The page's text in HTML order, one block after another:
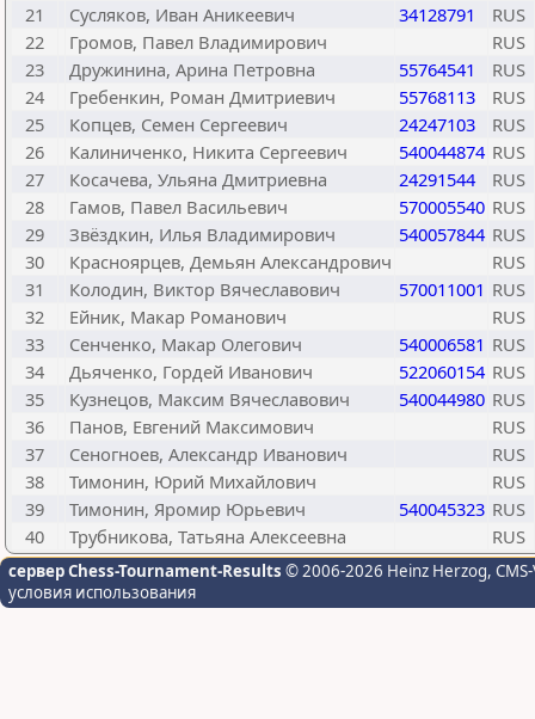
21
Сусляков, Иван Аникеевич 34128791
RUS
22
Громов, Павел Владимирович
RUS
23
Дружинина, Арина Петровна 55764541
RUS
24
Гребенкин, Роман Дмитриевич 55768113
RUS
25
Копцев, Семен Сергеевич 24247103
RUS
26
Калиниченко, Никита Сергеевич 540044874 RUS
27
Косачева, Ульяна Дмитриевна 24291544
RUS
28
Гамов, Павел Васильевич 570005540 RUS
29
Звёздкин, Илья Владимирович 540057844 RUS
30
Красноярцев, Демьян Александрович
RUS
31
Колодин, Виктор Вячеславович 570011001 RUS
32
Ейник, Макар Романович
RUS
33
Сенченко, Макар Олегович 540006581 RUS
34
Дьяченко, Гордей Иванович 522060154 RUS
35
Кузнецов, Максим Вячеславович 540044980 RUS
36
Панов, Евгений Максимович
RUS
37
Сеногноев, Александр Иванович
RUS
38
Тимонин, Юрий Михайлович
RUS
39
Тимонин, Яромир Юрьевич 540045323 RUS
40
Трубникова, Татьяна Алексеевна RUS
сервер Chess-Tournament-Results © 2006-2026 Heinz Herzog,
условия использования